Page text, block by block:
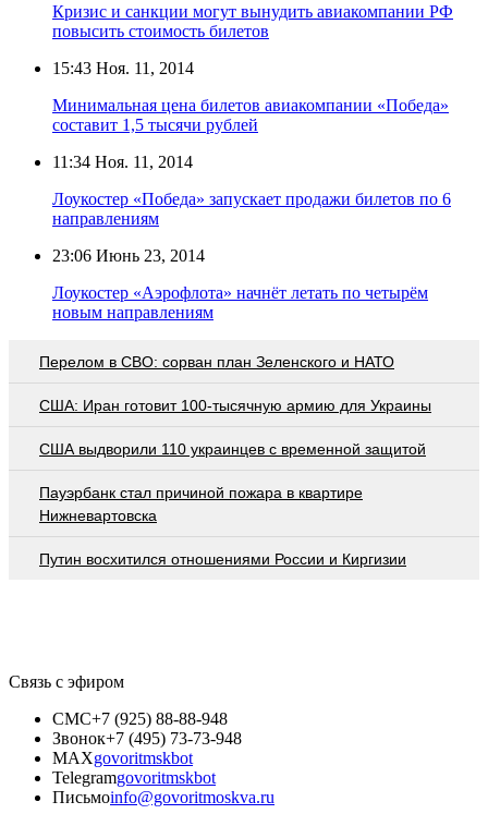
Кризис и санкции могут вынудить авиакомпании РФ
повысить стоимость билетов
15:43 Ноя. 11, 2014
Минимальная цена билетов авиакомпании «Победа»
составит 1,5 тысячи рублей
11:34 Ноя. 11, 2014
Лоукостер «Победа» запускает продажи билетов по 6
направлениям
23:06 Июнь 23, 2014
Лоукостер «Аэрофлота» начнёт летать по четырём
новым направлениям
Перелом в СВО: сорван план Зеленского и НАТО
США: Иран готовит 100-тысячную армию для Украины
США выдворили 110 украинцев с временной защитой
Пауэрбанк стал причиной пожара в квартире
Нижневартовска
Путин восхитился отношениями России и Киргизии
Связь с эфиром
СМС+7 (925) 88-88-948
Звонок+7 (495) 73-73-948
MAXgovoritmskbot
Telegramgovoritmskbot
Письмоinfo@govoritmoskva.ru